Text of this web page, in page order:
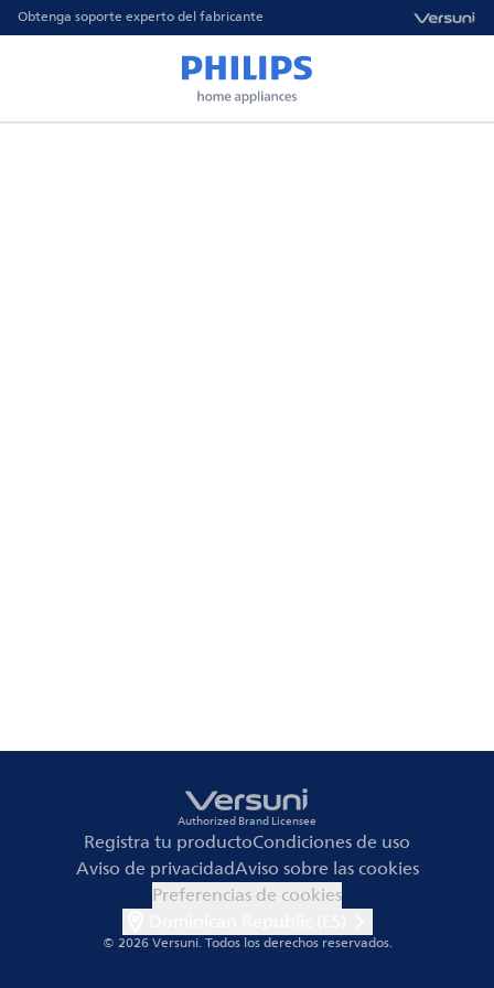
Obtenga soporte experto del fabricante
Authorized Brand Licensee
Registra tu productoCondiciones de uso
Aviso de privacidadAviso sobre las cookies
Preferencias de cookies
© 2026 Versuni.Todos los derechos reservados.